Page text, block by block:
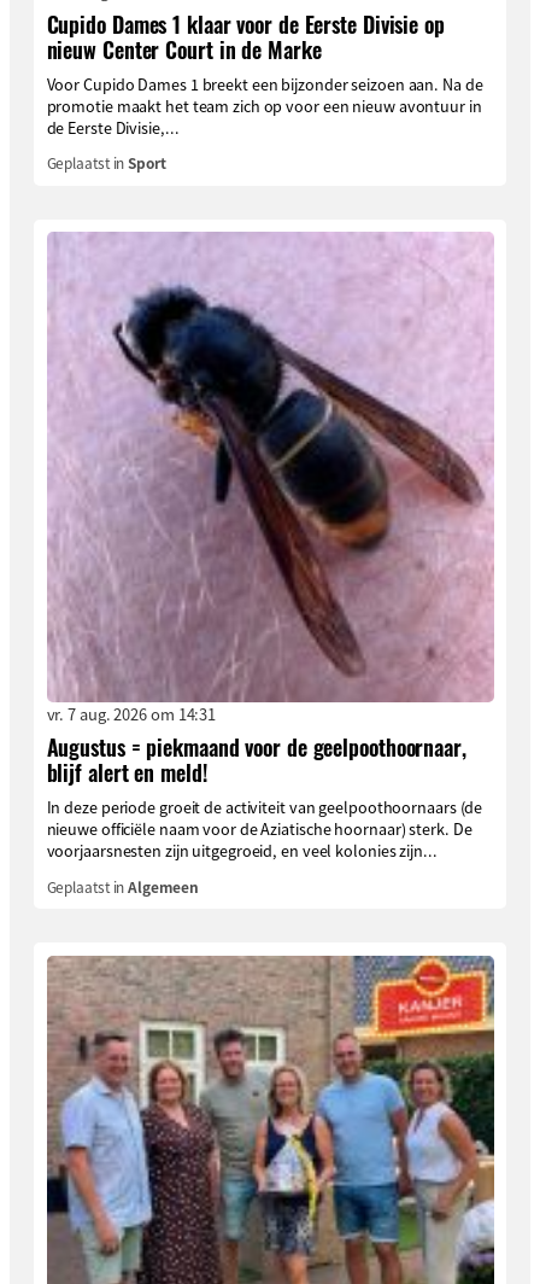
Cupido Dames 1 klaar voor de Eerste Divisie op
nieuw Center Court in de Marke
Voor Cupido Dames 1 breekt een bijzonder seizoen aan. Na de
promotie maakt het team zich op voor een nieuw avontuur in
de Eerste Divisie,...
Geplaatst inSport
vr. 7 aug. 2026 om 14:31
Augustus = piekmaand voor de geelpoothoornaar,
blijf alert en meld!
In deze periode groeit de activiteit van geelpoothoornaars (de
nieuwe officiële naam voor de Aziatische hoornaar) sterk. De
voorjaarsnesten zijn uitgegroeid, en veel kolonies zijn...
Geplaatst inAlgemeen